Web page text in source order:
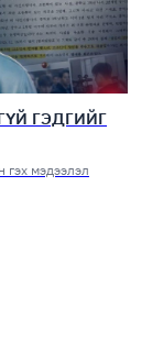
ГЭДГИЙГ
гэх мэдээлэл